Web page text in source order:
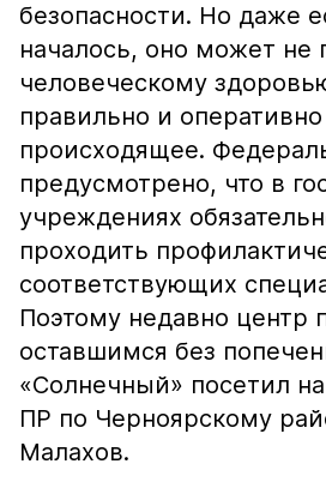
безопасности. Но даже
началось, оно может не
человеческому
правильно и
происходящее.
предусмотрено, что в
учреждениях
проходить
соответствующих
Поэтому недавно
оставшимся без
«Солнечный» посетил
ПР по Черноярскому
Малахов.